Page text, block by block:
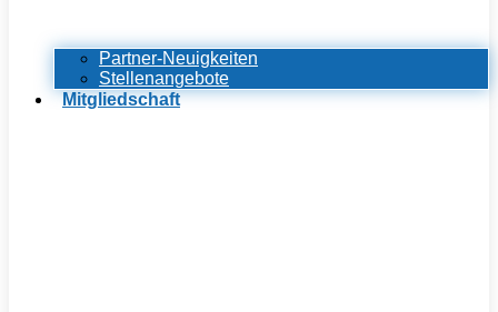
Partner-Neuigkeiten
Stellenangebote
Mitgliedschaft